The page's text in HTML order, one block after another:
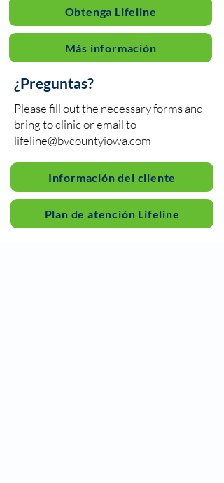
Obtenga Lifeline
Más información
¿Preguntas?
Please fill out the necessary forms and
bring to clinic or email to
lifeline@bvcountyiowa.com
Información del cliente
Plan de atención Lifeline